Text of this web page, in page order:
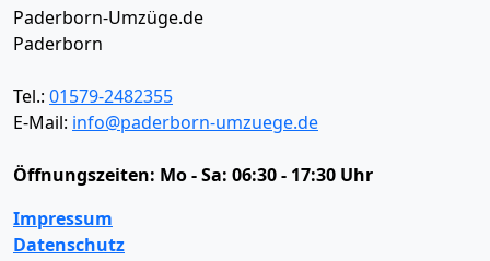
Paderborn-Umzüge.de
Paderborn
Tel.: 01579-2482355
E-Mail: info@paderborn-umzuege.de
Öffnungszeiten: Mo - Sa: 06:30 - 17:30 Uhr
Impressum
Datenschutz